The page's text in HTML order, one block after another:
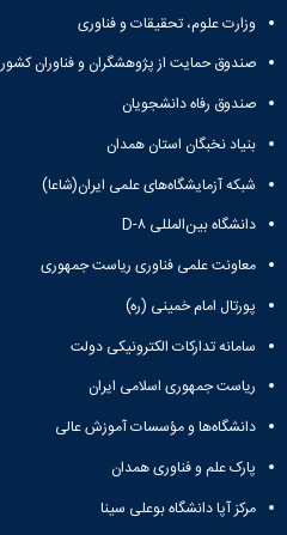
آموزشی
و
تکمیلی
معاونت
دانشجویی
معاونت
و
فناوری
فرهنگی
و
اجتماعی
نهاد
مقام
معظم
رهبری
تماس
انسانی
هنر
و
معماری
دامپزشکی
علوم
علوم
اقتصادی
اجتماعی
های
اقماری
وزارت علوم، تحقیقات و فناوری
صندوق حمایت از پژوهشگران و فناوران کشور
صندوق رفاه دانشجویان
بنیاد نخبگان استان همدان
شبکه آزمایشگاه‌های علمی ایران(شاعا)
دانشگاه بین‌المللی D-۸
معاونت علمی فناوری ریاست جمهوری
پورتال امام خمینی (ره)
سامانه تدارکات الکترونیکی دولت
ریاست جمهوری اسلامی ایران
دانشگاه‌ها و مؤسسات آموزش عالی
پارک علم و فناوری همدان
مرکز آپا دانشگاه بوعلی سینا